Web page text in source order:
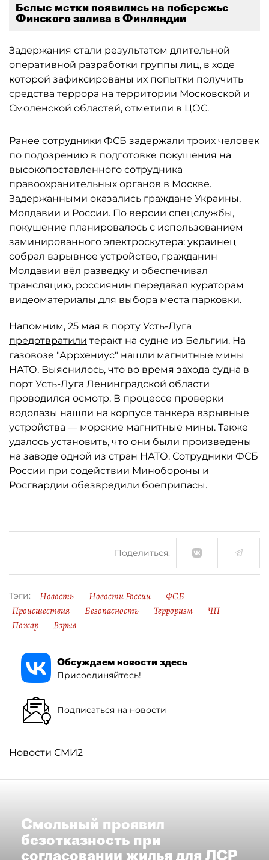
Белые метки появились на побережье
Финского залива в Финляндии
Задержания стали результатом длительной
оперативной разработки группы лиц, в ходе
которой зафиксированы их попытки получить
средства террора на территории Московской и
Смоленской областей, отметили в ЦОС.
Ранее сотрудники ФСБ задержали троих человек
по подозрению в подготовке покушения на
высокопоставленного сотрудника
правоохранительных органов в Москве.
Задержанными оказались граждане Украины,
Молдавии и России. По версии спецслужбы,
покушение планировалось с использованием
заминированного электроскутера: украинец
собрал взрывное устройство, гражданин
Молдавии вёл разведку и обеспечивал
трансляцию, россиянин передавал кураторам
видеоматериалы для выбора места парковки.
Напомним, 25 мая в порту Усть-Луга
предотвратили теракт на судне из Бельгии. На
газовозе "Аррхениус" нашли магнитные мины
НАТО. Выяснилось, что во время захода судна в
порт Усть-Луга Ленинградской области
проводился осмотр. В процессе проверки
водолазы нашли на корпусе танкера взрывные
устройства — морские магнитные мины. Также
удалось установить, что они были произведены
на заводе одной из стран НАТО. Сотрудники ФСБ
России при содействии Минобороны и
Росгвардии обезвредили боеприпасы.
Поделиться:
Тэги: Новость Новости России
ФСБ
Происшествия
Безопасность Терроризм
ЧП
Пожар
Взрыв
Обсуждаем новости здесь
Присоединяйтесь!
Подписаться на новости
Новости СМИ2
Смольный проявил
безотказность при
согласовании жилья для ЛСР